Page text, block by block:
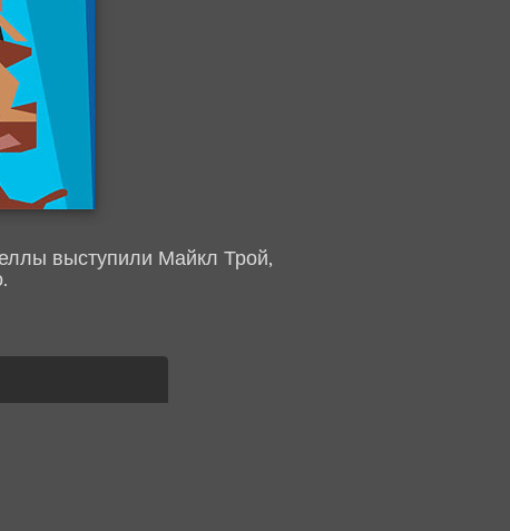
выступили Майкл Трой,